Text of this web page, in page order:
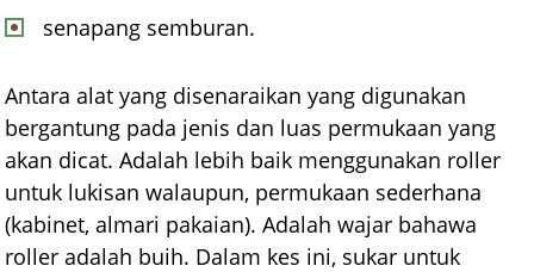
senapang semburan.
Antara alat yang disenaraikan yang digunakan
bergantung pada jenis dan luas permukaan yang
akan dicat. Adalah lebih baik menggunakan roller
untuk lukisan walaupun, permukaan sederhana
(kabinet, almari pakaian). Adalah wajar bahawa
roller adalah buih. Dalam kes ini, sukar untuk